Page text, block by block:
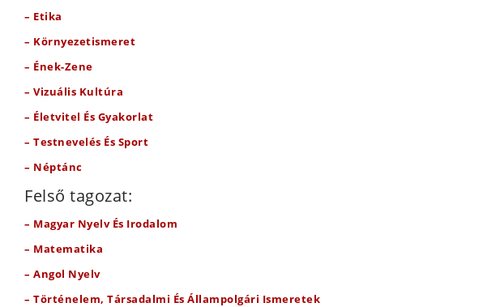
– Etika
– Környezetismeret
– Ének-Zene
– Vizuális Kultúra
– Életvitel És Gyakorlat
– Testnevelés És Sport
– Néptánc
Felső tagozat:
– Magyar Nyelv És Irodalom
– Matematika
– Angol Nyelv
– Történelem, Társadalmi És Állampolgári Ismeretek